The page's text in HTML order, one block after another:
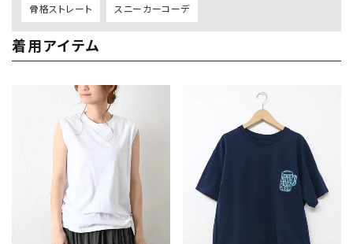
骨格ストレート スニーカーコーデ
着用アイテム